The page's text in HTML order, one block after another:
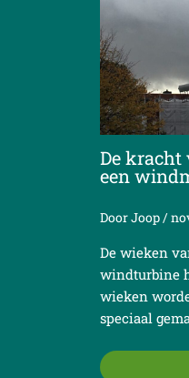
De kracht
een
DoorJoop/
De wieken
windturbine
wieken
speciaal